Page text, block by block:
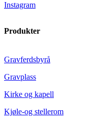
Instagram
Produkter
Gravferdsbyrå
Gravplass
Kirke og kapell
Kjøle-og stellerom